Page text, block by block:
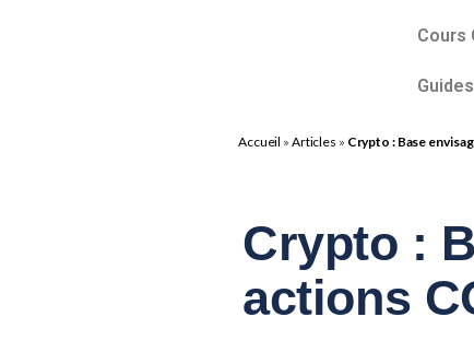
Cours
Accueil » Articles » Crypto : Base
Crypto :
actions